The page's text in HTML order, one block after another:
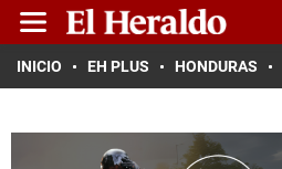
INICIO EH PLUS HONDURAS